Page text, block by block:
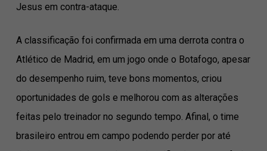
Jesus em contra-ataque.
A classificação foi confirmada em uma derrota contra o
Atlético de Madrid, em um jogo onde o Botafogo, apesar
do desempenho ruim, teve bons momentos, criou
oportunidades de gols e melhorou com as alterações
feitas pelo treinador no segundo tempo. Afinal, o time
brasileiro entrou em campo podendo perder por até